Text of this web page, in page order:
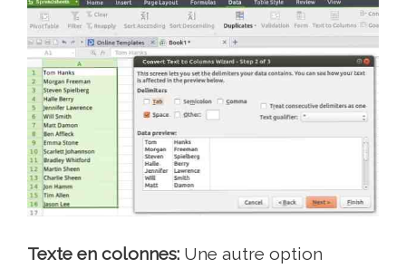
Texte en colonnes: Une autre option